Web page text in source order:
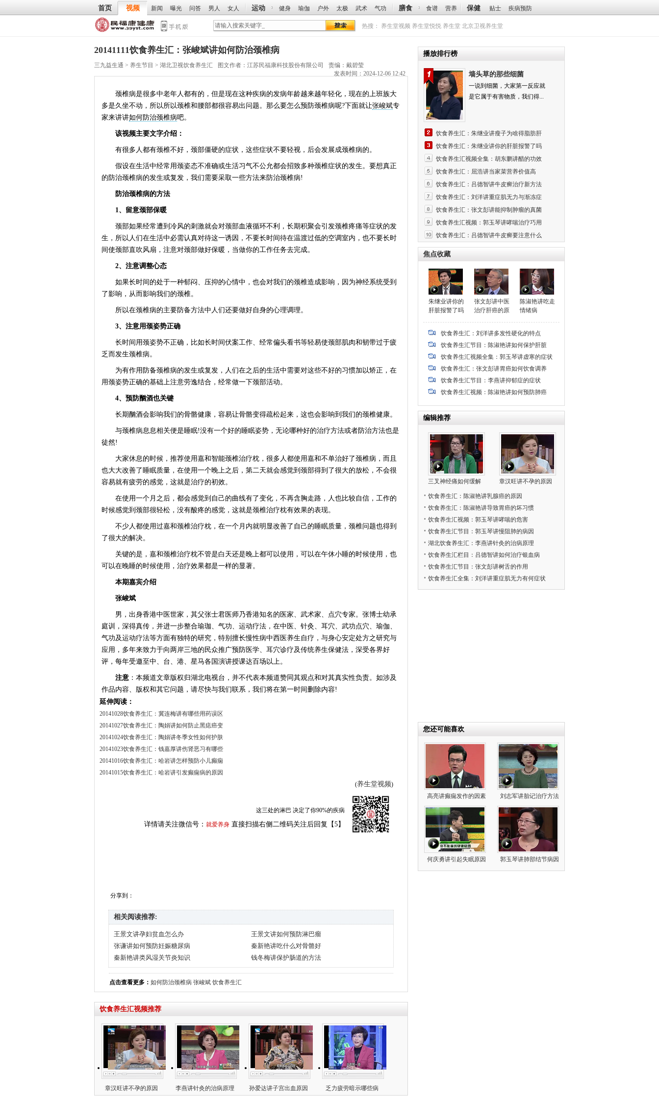
首页 视频 新闻 曝光 问答 男人 女人 运动 健身 瑜伽 户外 太极 武术 气功 膳食 食谱 营养 保健 贴士 疾病预防
热搜： 养生堂视频 养生堂悦悦 养生堂 北京卫视养生堂
20141111饮食养生汇：张峻斌讲如何防治颈椎病
三九益生通 > 养生节目 > 湖北卫视饮食养生汇 图文作者： 江苏民福康科技股份有限公司
责编：戴碧莹
发表时间：2024-12-06 12:42
颈椎病是很多中老年人都有的，但是现在这种疾病的发病年龄越来越年轻化，现在的上班族大
多是久坐不动，所以所以颈椎和腰部都很容易出问题。那么要怎么预防颈椎病呢?下面就让张峻斌专
家来讲讲如何防治颈椎病吧。
该视频主要文字介绍：
有很多人都有颈椎不好，颈部僵硬的症状，这些症状不要轻视，后会发展成颈椎病的。
假设在生活中经常用颈姿态不准确或生活习气不公允都会招致多种颈椎症状的发生。要想真正
的防治颈椎病的发生或复发，我们需要采取一些方法来防治颈椎病!
防治颈椎病的方法
1、留意颈部保暖
颈部如果经常遭到冷风的刺激就会对颈部血液循环不利，长期积聚会引发颈椎疼痛等症状的发
生，所以人们在生活中必需认真对待这一诱因，不要长时间待在温渡过低的空调室内，也不要长时
间使颈部直吹风扇，注意对颈部做好保暖，当做你的工作任务去完成。
2、注意调整心态
如果长时间的处于一种郁闷、压抑的心情中，也会对我们的颈椎造成影响，因为神经系统受到
了影响，从而影响我们的颈椎。
所以在颈椎病的主要防备方法中人们还要做好自身的心理调理。
3、注意用颈姿势正确
长时间用颈姿势不正确，比如长时间伏案工作、经常偏头看书等轻易使颈部肌肉和韧带过于疲
乏而发生颈椎病。
为有作用防备颈椎病的发生或复发，人们在之后的生活中需要对这些不好的习惯加以矫正，在
用颈姿势正确的基础上注意劳逸结合，经常做一下颈部活动。
4、预防酗酒也关键
长期酗酒会影响我们的骨骼健康，容易让骨骼变得疏松起来，这也会影响到我们的颈椎健康。
与颈椎病息息相关便是睡眠!没有一个好的睡眠姿势，无论哪种好的治疗方法或者防治方法也是
徒然!
大家休息的时候，推荐使用嘉和智能颈椎治疗枕，很多人都使用嘉和不单治好了颈椎病，而且
也大大改善了睡眠质量，在使用一个晚上之后，第二天就会感觉到颈部得到了很大的放松，不会很
容易就有疲劳的感觉，这就是治疗的初效。
在使用一个月之后，都会感觉到自己的曲线有了变化，不再含胸走路，人也比较自信，工作的
时候感觉到颈部很轻松，没有酸疼的感觉，这就是颈椎治疗枕有效果的表现。
不少人都使用过嘉和颈椎治疗枕，在一个月内就明显改善了自己的睡眠质量，颈椎问题也得到
了很大的解决。
关键的是，嘉和颈椎治疗枕不管是白天还是晚上都可以使用，可以在午休小睡的时候使用，也
可以在晚睡的时候使用，治疗效果都是一样的显著。
本期嘉宾介绍
张峻斌
男，出身香港中医世家，其父张士君医师乃香港知名的医家、武术家、点穴专家。张博士幼承
庭训，深得真传，并进一步整合瑜珈、气功、运动疗法，在中医、针灸、耳穴、武功点穴、瑜伽、
气功及运动疗法等方面有独特的研究，特别擅长慢性病中西医养生自疗，与身心安定处方之研究与
应用，多年来致力于向两岸三地的民众推广预防医学、耳穴诊疗及传统养生保健法，深受各界好
评，每年受邀至中、台、港、星马各国演讲授课达百场以上。
注意 ：本频道文章版权归湖北电视台，并不代表本频道赞同其观点和对其真实性负责。如涉及
作品内容、版权和其它问题，请尽快与我们联系，我们将在第一时间删除内容!
延伸阅读：
20141028饮食养生汇：冀连梅讲有哪些用药误区
20141027饮食养生汇：陶娟讲如何防止黑痣癌变
20141024饮食养生汇：陶娟讲冬季女性如何护肤
20141023饮食养生汇：钱嘉厚讲伤肾恶习有哪些
20141016饮食养生汇：哈岩讲怎样预防小儿癫痫
20141015饮食养生汇：哈岩讲引发癫痫病的原因
(养生堂视频)
这三处的淋巴 决定了你90%的疾病
详情请关注微信号： 就爱养身 直接扫描右侧二维码关注后回复【5】
分享到：
相关阅读推荐:
王景文讲孕妇贫血怎么办
王景文讲如何预防淋巴瘤
张谦讲如何预防妊娠糖尿病
秦新艳讲吃什么对骨骼好
秦新艳讲类风湿关节炎知识
钱冬梅讲保护肠道的方法
点击查看更多： 如何防治颈椎病 张峻斌 饮食养生汇
饮食养生汇视频推荐
章汉旺讲不孕的原因 李燕讲针灸的治病原理 孙爱达讲子宫出血原因 乏力疲劳暗示哪些病
播放排行榜
墙头草的那些细菌
一说到细菌，大家第一反应就
是它属于有害物质，我们得...
饮食养生汇：朱继业讲瘦子为啥得脂肪肝
饮食养生汇：朱继业讲你的肝脏报警了吗
饮食养生汇视频全集：胡东鹏讲醋的功效
饮食养生汇：屈浩讲当家菜营养价值高
饮食养生汇：吕德智讲牛皮癣治疗新方法
饮食养生汇：刘洋讲重症肌无力与渐冻症
饮食养生汇：张文彭讲能抑制肿瘤的真菌
饮食养生汇视频：郭玉琴讲哮喘治疗巧用
药
饮食养生汇：吕德智讲牛皮癣要注意什么
焦点收藏
朱继业讲你的
肝脏报警了吗
张文彭讲中医
治疗肝癌的原
陈淑艳讲吃走
情绪病
饮食养生汇：刘洋讲多发性硬化的特点
饮食养生汇节目：陈淑艳讲如何保护肝脏
饮食养生汇视频全集：郭玉琴讲虚寒的症状
饮食养生汇：张文彭讲胃癌如何饮食调养
饮食养生汇节目：李燕讲抑郁症的症状
饮食养生汇视频：陈淑艳讲如何预防肺癌
编辑推荐
三叉神经痛如何缓解 章汉旺讲不孕的原因
饮食养生汇：陈淑艳讲乳腺癌的原因
饮食养生汇：陈淑艳讲导致胃癌的坏习惯
饮食养生汇视频：郭玉琴讲哮喘的危害
饮食养生汇节目：郭玉琴讲慢阻肺的病因
湖北饮食养生汇：李燕讲针灸的治病原理
饮食养生汇栏目：吕德智讲如何治疗银血病
饮食养生汇节目：张文彭讲树舌的作用
饮食养生汇全集：刘洋讲重症肌无力有何症状
您还可能喜欢
高亮讲癫痫发作的因素 刘志军讲胎记治疗方法
何庆勇讲引起失眠原因 郭玉琴讲肺部结节病因